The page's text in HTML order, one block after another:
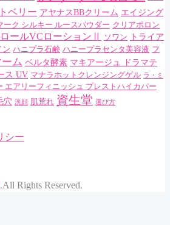
ベリー アヤナスBBクリーム エイジング
ーク シルキー ルースパウダー クリアポロン
ールVCローションⅡ ソワン
トライア
ン ハニプラ石鹸 ハニープラセンタ美容液 フ
ム ベルタ酵素 マキアージュ ドラマテ
ス UV マナラホットクレンジングゲル ラ・ミ
エアリーフィニッシュ プレストハイカバー
穴 洗顔 肌荒れ 資生堂 選び方
シー
.All Rights Reserved.